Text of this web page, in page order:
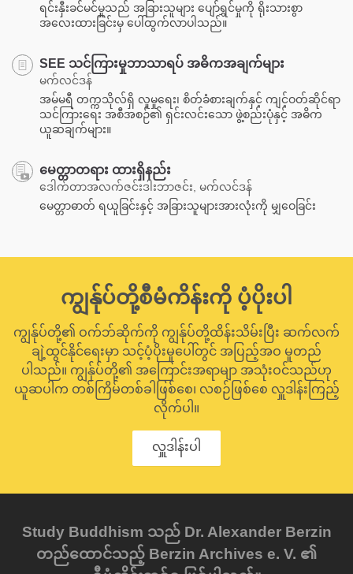
ရင်းနှီးခင်မင်မှုသည် အခြားသူများ ပျော်ရွှင်မှုကို ရိုးသားစွာ
အလေးထားခြင်းမှ ပေါ်ထွက်လာပါသည်။
SEE သင်ကြားမှုဘာသာရပ် အဓိကအချက်များ
မက်လင်ဒန်
အမ်မရီ တက္ကသိုလ်ရှိ လူမှုရေး၊ စိတ်ခံစားချက်နှင့် ကျင့်ဝတ်ဆိုင်ရာ
သင်ကြားရေး အစီအစဉ်၏ ရှင်းလင်းသော ဖွဲ့စည်းပုံနှင့် အဓိက
ယူဆချက်များ။
မေတ္တာတရား ထားရှိနည်း
ဒေါက်တာအလက်ဇင်းဒါးဘာဇင်း, မက်လင်ဒန်
မေတ္တာဓာတ် ရယူခြင်းနှင့် အခြားသူများအားလုံးကို မျှဝေခြင်း
ကျွန်ုပ်တို့စီမံကိန်းကို ပံ့ပိုးပါ
ကျွန်ုပ်တို့၏ ဝက်ဘ်ဆိုက်ကို ကျွန်ုပ်တို့ထိန်းသိမ်းပြီး ဆက်လက်
ချဲ့ထွင်နိုင်ရေးမှာ သင့်ပံ့ပိုးမှုပေါ်တွင် အပြည့်အဝ မူတည်
ပါသည်။ ကျွန်ုပ်တို့၏ အကြောင်းအရာမျာ အသုံးဝင်သည်ဟု
ယူဆပါက တစ်ကြိမ်တစ်ခါဖြစ်စေ၊ လစဉ်ဖြစ်စေ လှူဒါန်းကြည့်
လိုက်ပါ။
လှူဒါန်းပါ
Study Buddhism သည် Dr. Alexander Berzin
တည်ထောင်သည့် Berzin Archives e. V. ၏